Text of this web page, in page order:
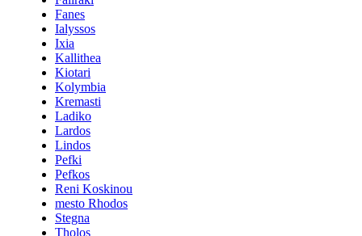
Fanes
Ialyssos
Ixia
Kallithea
Kiotari
Kolymbia
Kremasti
Ladiko
Lardos
Lindos
Pefki
Pefkos
Reni Koskinou
mesto Rhodos
Stegna
Tholos